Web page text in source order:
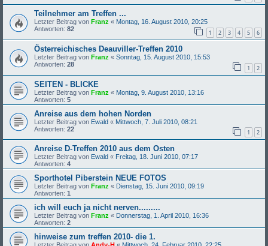
Teilnehmer am Treffen ...
Letzter Beitrag von Franz « Montag, 16. August 2010, 20:25
Antworten: 82 1 2 3 4 5 6
Österreichisches Deauviller-Treffen 2010
Letzter Beitrag von Franz « Sonntag, 15. August 2010, 15:53
Antworten: 28 1 2
SEITEN - BLICKE
Letzter Beitrag von Franz « Montag, 9. August 2010, 13:16
Antworten: 5
Anreise aus dem hohen Norden
Letzter Beitrag von Ewald « Mittwoch, 7. Juli 2010, 08:21
Antworten: 22 1 2
Anreise D-Treffen 2010 aus dem Osten
Letzter Beitrag von Ewald « Freitag, 18. Juni 2010, 07:17
Antworten: 4
Sporthotel Piberstein NEUE FOTOS
Letzter Beitrag von Franz « Dienstag, 15. Juni 2010, 09:19
Antworten: 1
ich will euch ja nicht nerven.........
Letzter Beitrag von Franz « Donnerstag, 1. April 2010, 16:36
Antworten: 2
hinweise zum treffen 2010- die 1.